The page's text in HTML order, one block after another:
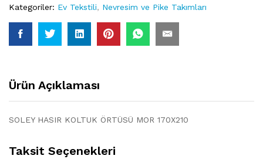
Kategoriler: Ev Tekstili, Nevresim ve Pike Takımları
Ürün Açıklaması
SOLEY HASIR KOLTUK ÖRTÜSÜ MOR 170X210
Taksit Seçenekleri